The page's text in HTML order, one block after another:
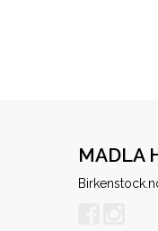
MADLA